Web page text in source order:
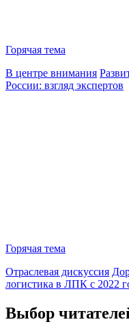
Горячая тема
В центре внимания
России: взгляд экспертов
Горячая тема
Отраслевая дискуссия
логистика в ЛПК с 2022
Выбор